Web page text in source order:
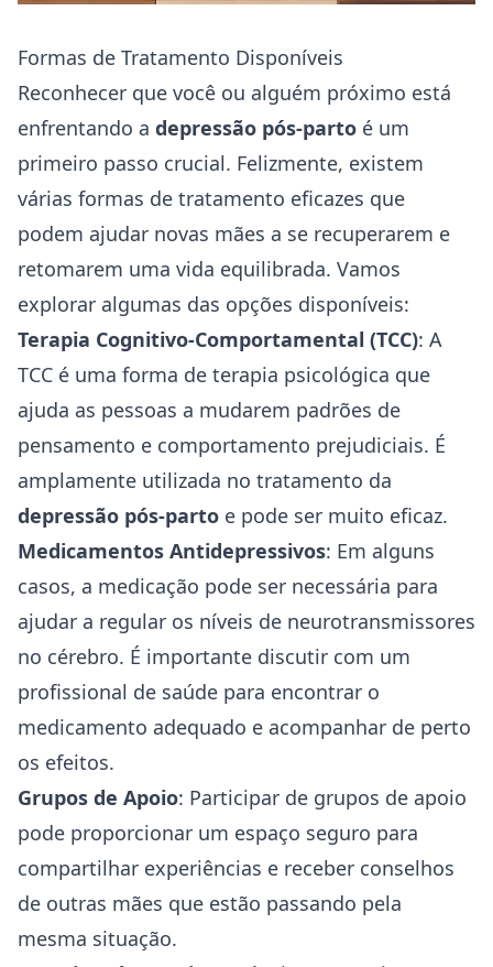
Formas de Tratamento Disponíveis
Reconhecer que você ou alguém próximo está
enfrentando a depressão pós-parto é um
primeiro passo crucial. Felizmente, existem
várias formas de tratamento eficazes que
podem ajudar novas mães a se recuperarem e
retomarem uma vida equilibrada. Vamos
explorar algumas das opções disponíveis:
Terapia Cognitivo-Comportamental (TCC): A
TCC é uma forma de terapia psicológica que
ajuda as pessoas a mudarem padrões de
pensamento e comportamento prejudiciais. É
amplamente utilizada no tratamento da
depressão pós-parto e pode ser muito eficaz.
Medicamentos Antidepressivos: Em alguns
casos, a medicação pode ser necessária para
ajudar a regular os níveis de neurotransmissores
no cérebro. É importante discutir com um
profissional de saúde para encontrar o
medicamento adequado e acompanhar de perto
os efeitos.
Grupos de Apoio: Participar de grupos de apoio
pode proporcionar um espaço seguro para
compartilhar experiências e receber conselhos
de outras mães que estão passando pela
mesma situação.